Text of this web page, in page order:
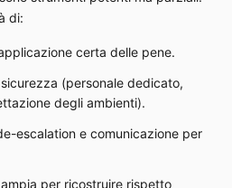
di:
certa delle pene.
(personale dedicato,
degli ambienti).
escalation e comunicazione per
per ricostruire rispetto